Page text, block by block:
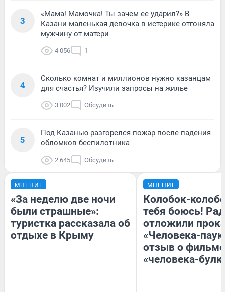
3
«Мама! Мамочка! Ты зачем ее ударил?» В
Казани маленькая девочка в истерике отгоняла
мужчину от матери
4 056 1
4
Сколько комнат и миллионов нужно казанцам
для счастья? Изучили запросы на жилье
3 002 Обсудить
5
Под Казанью разгорелся пожар после падения
обломков беспилотника
2 645 Обсудить
МНЕНИЕ
«За неделю две ночи
были страшные»:
туристка рассказала об
отдыхе в Крыму
МНЕНИЕ
Колобок-
тебя боюсь!
отложили
«Человека-
отзыв о
«человека-